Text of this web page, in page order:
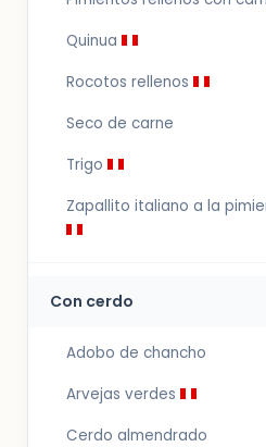
Quinua
Rocotos rellenos
Seco de carne
Trigo
Zapallito italiano a la
Con cerdo
Adobo de chancho
Arvejas verdes
Cerdo almendrado